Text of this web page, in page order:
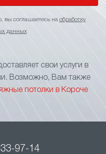
вы соглашаетесь на обработку
данных
свои услуги в
Возможно, Вам также
потолки в Короче
97-14